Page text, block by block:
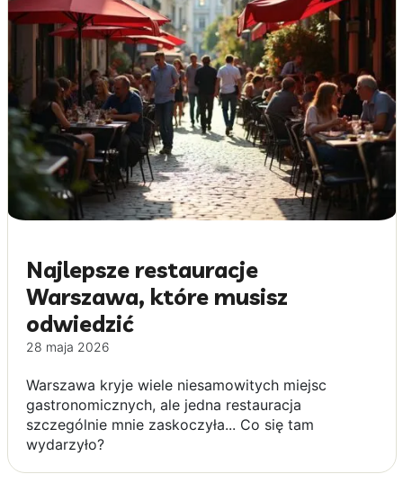
Najlepsze restauracje
Warszawa, które musisz
odwiedzić
28 maja 2026
Warszawa kryje wiele niesamowitych miejsc
gastronomicznych, ale jedna restauracja
szczególnie mnie zaskoczyła... Co się tam
wydarzyło?